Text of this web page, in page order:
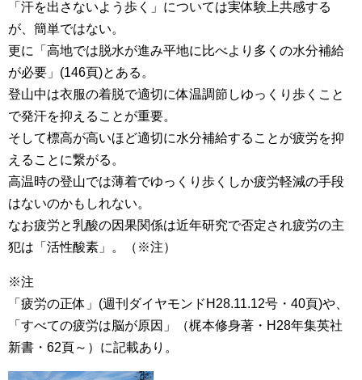
「汗を出さないよう歩く」については実体験上共感する
が、簡単ではない。
更に「高地では脱水が進み平地に比べより多くの水分補給
が必要」(146頁)とある。
登山中は衣服の着脱で適切に体温調節しゆっくり歩くこと
で発汗を抑えることが重要。
そして標高が高いほど適切に水分補給することが疲労を抑
えることに繋がる。
高温時の登山では薄着でゆっくり歩くしか疲労軽減の手段
はないのかもしれない。
なお疲労と乳酸の因果関係は近年研究で否定され疲労の主
犯は「活性酸素」。（※注）
※注
「疲労の正体」(週刊ダイヤモンドH28.11.12号・40頁)や、
「すべての疲労は脳が原因」（梶本修身著・H28年集英社
新書・62頁～）に記載あり。